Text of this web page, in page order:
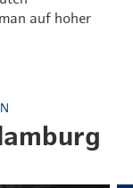
auf hoher